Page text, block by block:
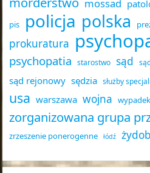
mossad
pis policja polska
prokuratura
psychopatia
starostwo sąd
sąd rejonowy sędzia służby
usa warszawa wojna wypadek
zorganizowana grupa
zrzeszenie ponerogenne łódź